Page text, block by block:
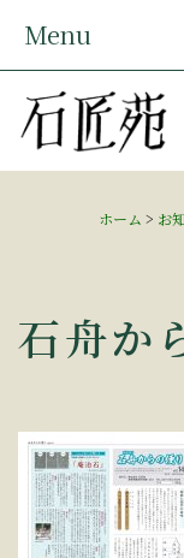
Menu
ホーム > お
石舟か